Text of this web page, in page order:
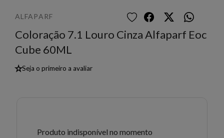
ALFAPARF
Coloração 7.1 Louro Cinza Alfaparf Eoc
Cube 60ML
★Seja o primeiro a avaliar
Produto indisponível no momento